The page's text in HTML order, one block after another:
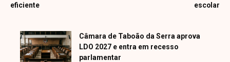
eficiente
escolar
Câmara de Taboão da Serra aprova
LDO 2027 e entra em recesso
parlamentar